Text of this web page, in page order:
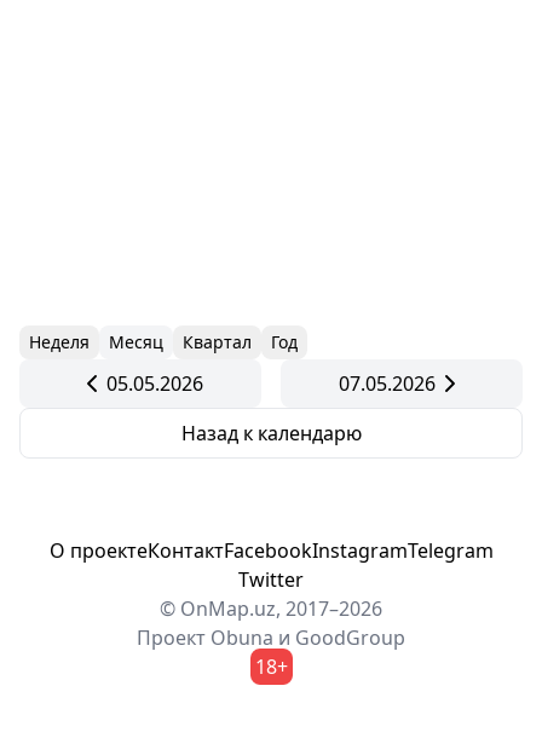
Неделя Месяц Квартал Год
05.05.2026
07.05.2026
Назад к календарю
О проектеКонтактFacebookInstagramTelegram
Twitter
© OnMap.uz, 2017–2026
Проект Obuna и GoodGroup
18+